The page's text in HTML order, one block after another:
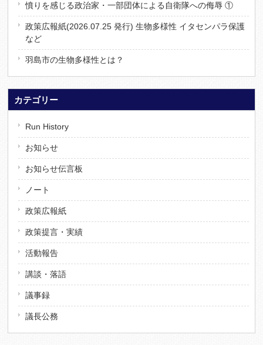
憤りを感じる政治家・一部団体による自衛隊への侮辱 ①
政策広報紙(2026.07.25 発行) 生物多様性 イタセンパラ保護
など
羽島市の生物多様性とは？
カテゴリー
Run History
お知らせ
お知らせ伝言板
ノート
政策広報紙
政策提言・実績
活動報告
講談・落語
議事録
議長公務